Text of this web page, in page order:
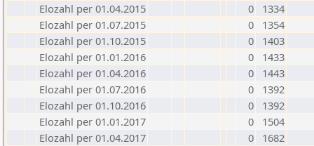
Elozahl per 01.04.2015
0
1334
Elozahl per 01.07.2015
0
1354
Elozahl per 01.10.2015
0
1403
Elozahl per 01.01.2016
0
1433
Elozahl per 01.04.2016
0
1443
Elozahl per 01.07.2016
0
1392
Elozahl per 01.10.2016
0
1392
Elozahl per 01.01.2017
0
1504
Elozahl per 01.04.2017
0
1682